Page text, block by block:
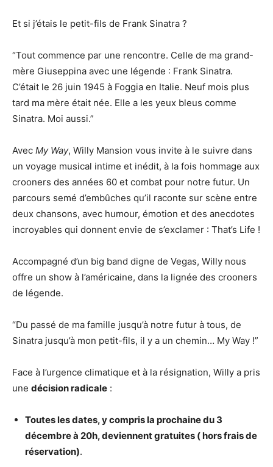
Et si j’étais le petit-fils de Frank Sinatra ?
“Tout commence par une rencontre. Celle de ma grand-
mère Giuseppina avec une légende : Frank Sinatra.
C’était le 26 juin 1945 à Foggia en Italie. Neuf mois plus
tard ma mère était née. Elle a les yeux bleus comme
Sinatra. Moi aussi.”
Avec My Way, Willy Mansion vous invite à le suivre dans
un voyage musical intime et inédit, à la fois hommage aux
crooners des années 60 et combat pour notre futur. Un
parcours semé d’embûches qu’il raconte sur scène entre
deux chansons, avec humour, émotion et des anecdotes
incroyables qui donnent envie de s’exclamer : That’s Life !
Accompagné d’un big band digne de Vegas, Willy nous
offre un show à l’américaine, dans la lignée des crooners
de légende.
“Du passé de ma famille jusqu’à notre futur à tous, de
Sinatra jusqu’à mon petit-fils, il y a un chemin… My Way !”
Face à l’urgence climatique et à la résignation, Willy a pris
une décision radicale :
Toutes les dates, y compris la prochaine du 3
décembre à 20h, deviennent gratuites ( hors frais de
réservation).